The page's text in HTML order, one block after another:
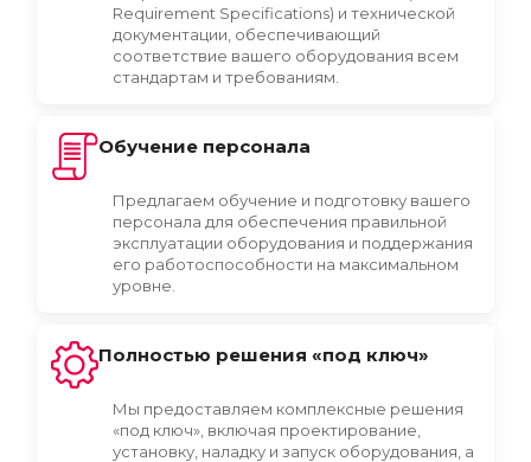
Requirement Specifications) и технической
документации, обеспечивающий
соответствие вашего оборудования всем
стандартам и требованиям.
Обучение персонала
Предлагаем обучение и подготовку вашего
персонала для обеспечения правильной
эксплуатации оборудования и поддержания
его работоспособности на максимальном
уровне.
Полностью решения «под ключ»
Мы предоставляем комплексные решения
«под ключ», включая проектирование,
установку, наладку и запуск оборудования, а